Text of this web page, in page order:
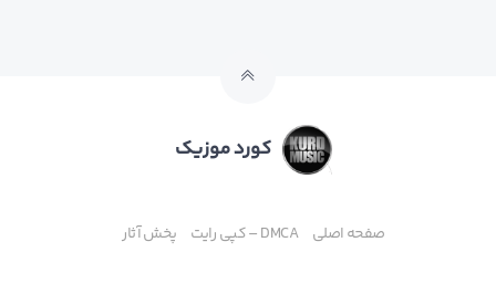
کورد موزیک
صفحه اصلی DMCA – کپی رایت پخش آثار